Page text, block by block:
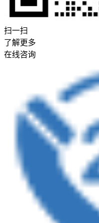
扫一扫
了解更多
在线咨询